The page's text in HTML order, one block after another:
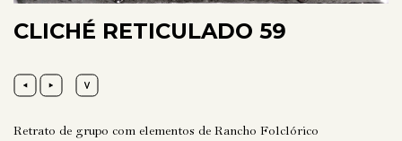
CLICHÉ RETICULADO 59
Retrato de grupo com elementos de Rancho Folclórico